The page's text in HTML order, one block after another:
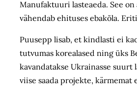
Manufaktuuri lasteaeda. See
vähendab ehituses ebakõla.
Puusepp lisab, et kindlasti ei
tutvumas korealased ning üks
kavandatakse Ukrainasse
viise saada projekte,